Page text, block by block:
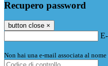
Recupero password
button close ×
Non hai una e-mail associata al